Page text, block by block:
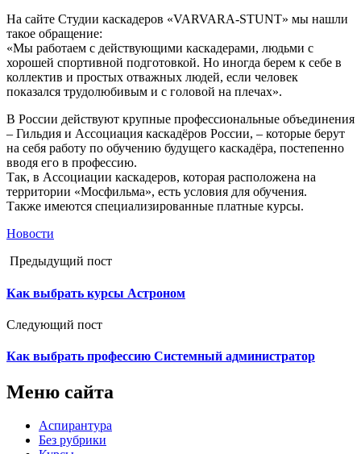
На сайте Студии каскадеров «VARVARA-STUNT» мы нашли
такое обращение:
«Мы работаем с действующими каскадерами, людьми с
хорошей спортивной подготовкой. Но иногда берем к себе в
коллектив и простых отважных людей, если человек
показался трудолюбивым и с головой на плечах».
В России действуют крупные профессиональные объединения
– Гильдия и Ассоциация каскадёров России, – которые берут
на себя работу по обучению будущего каскадёра, постепенно
вводя его в профессию.
Так, в Ассоциации каскадеров, которая расположена на
территории «Мосфильма», есть условия для обучения.
Также имеются специализированные платные курсы.
Новости
Предыдущий пост
Как выбрать курсы Астроном
Следующий пост
Как выбрать профессию Системный администратор
Меню сайта
Аспирантура
Без рубрики